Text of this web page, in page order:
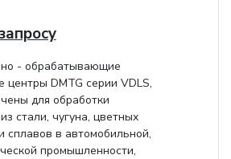
- обрабатывающие
центры DMTG серии VDLS,
для обработки
стали, чугуна, цветных
сплавов в автомобильной,
промышленности,